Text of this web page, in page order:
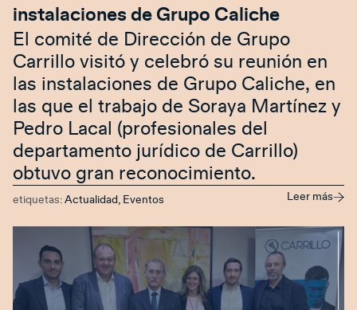
instalaciones de Grupo Caliche
El comité de Dirección de Grupo
Carrillo visitó y celebró su reunión en
las instalaciones de Grupo Caliche, en
las que el trabajo de Soraya Martínez y
Pedro Lacal (profesionales del
departamento jurídico de Carrillo)
obtuvo gran reconocimiento.
etiquetas: Actualidad , Eventos Leer más